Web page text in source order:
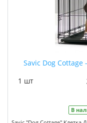
Savic Dog Cottage
1 шт
В